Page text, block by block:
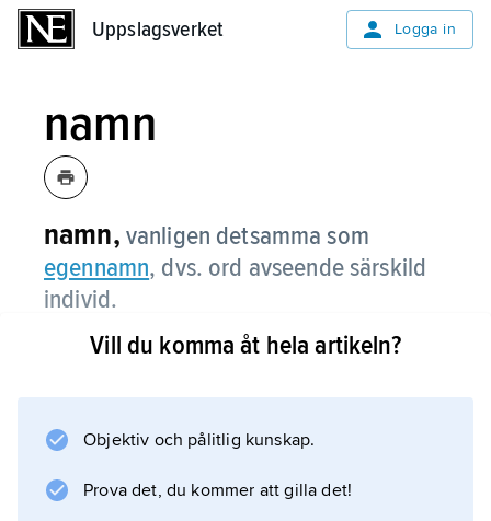
Uppslagsverket Logga in
namn
namn, vanligen detsamma som
egennamn, dvs. ord avseende särskild
individ.
Så brukas ordet som fackterm inom
vidare användning: ”veta namnen på allt i
katt
Vill du komma åt hela artikeln?
Objektiv och pålitlig kunskap.
Prova det, du kommer att gilla det!